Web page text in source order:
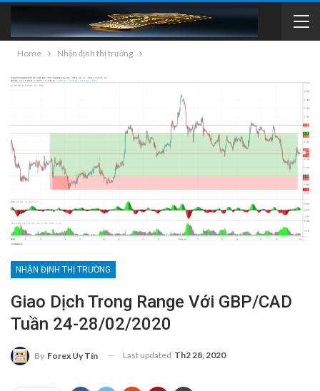
Home Nhận định thị trường
NHẬN ĐỊNH THỊ TRƯỜNG
Giao Dịch Trong Range Với GBP/CAD
Tuần 24-28/02/2020
By Forex Uy Tín Last updated Th2 28, 2020